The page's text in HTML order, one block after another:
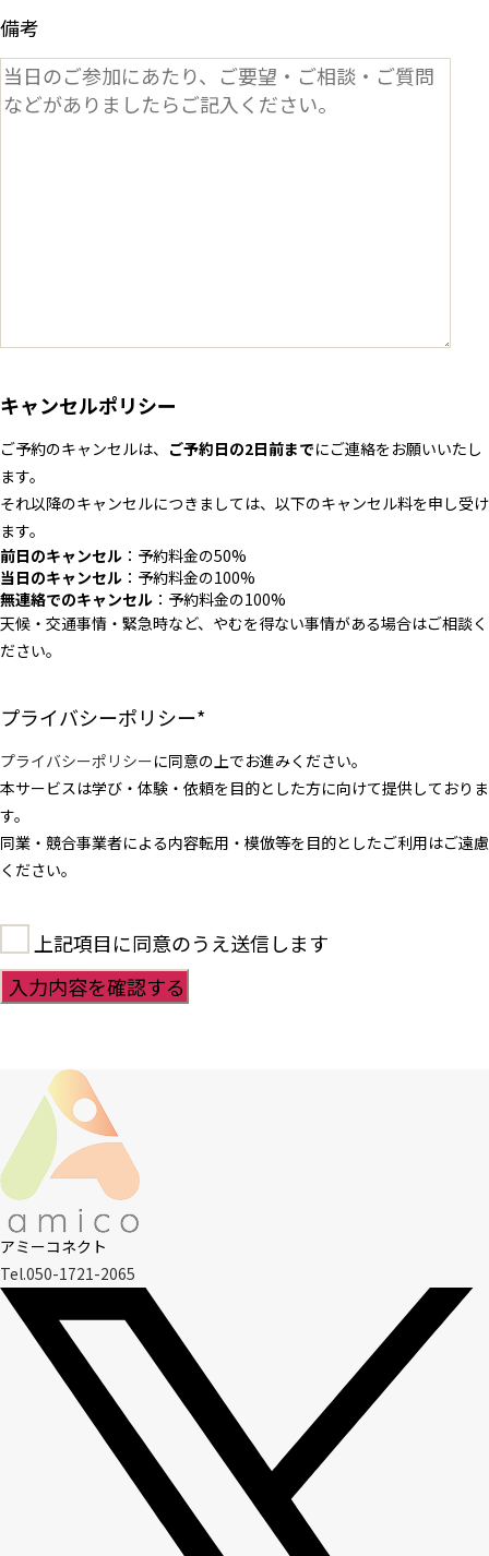
備考
キャンセルポリシー
ご予約のキャンセルは、 ご予約日の2日前までにご連絡をお願いいたし
ます。
それ以降のキャンセルにつきましては、以下のキャンセル料を申し受け
ます。
前日のキャンセル ：予約料金の50%
当日のキャンセル ：予約料金の100%
無連絡でのキャンセル ：予約料金の100%
天候・交通事情・緊急時など、やむを得ない事情がある場合はご相談く
ださい。
プライバシーポリシー*
プライバシーポリシーに同意の上でお進みください。
本サービスは学び・体験・依頼を目的とした方に向けて提供しておりま
す。
同業・競合事業者による内容転用・模倣等を目的としたご利用はご遠慮
ください。
上記項目に同意のうえ送信します
アミーコネクト
Tel.050-1721-2065